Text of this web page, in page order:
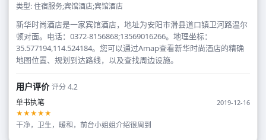
类型: 住宿服务;宾馆酒店;宾馆酒店
新华时尚酒店是一家宾馆酒店，地址为安阳市滑县道口镇卫河路温尔
顿对面。电话：0372-8156868;13569016266。地理坐标：
35.577194,114.524184。您可以通过Amap查看新华时尚酒店的精确
地图位置、规划到达路线，以及查找周边设施。
用户评价评分 4.2
单书执笔
2019-12-16
★★★★★
干净，卫生，暖和，前台小姐姐介绍很周到